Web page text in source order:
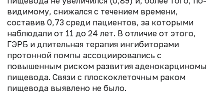
видимому, снижался с течением времени,
составив 0,73 среди пациентов, за которыми
наблюдали от 11 до 24 лет. В отличие от этого,
ГЭРБ и длительная терапия ингибиторами
протонной помпы ассоциировались с
повышенным риском развития аденокарциномы
пищевода. Связи с плоскоклеточным раком
пищевода выявлено не было.